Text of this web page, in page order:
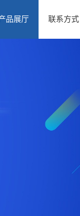
品展厅 联系方式